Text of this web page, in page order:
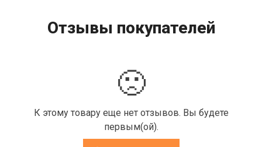
Отзывы покупателей
🙁
К этому товару еще нет отзывов. Вы будете
первым(ой).